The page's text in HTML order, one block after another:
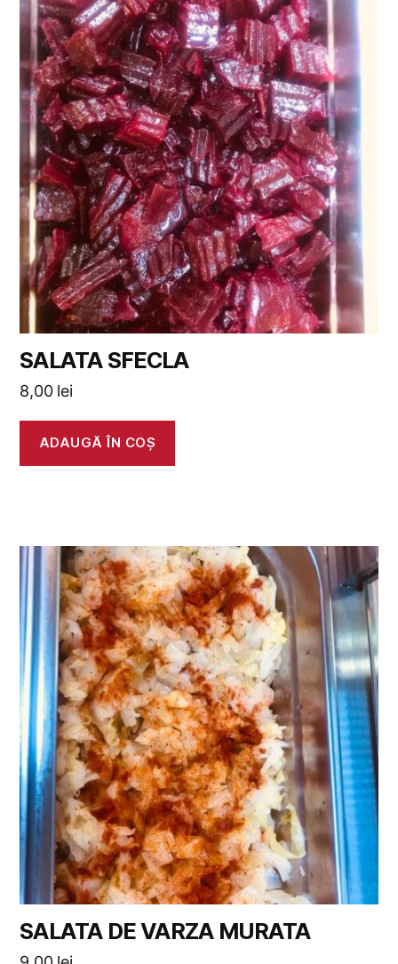
SALATA SFECLA
8,00 lei
ADAUGĂ ÎN COȘ
SALATA DE VARZA MURATA